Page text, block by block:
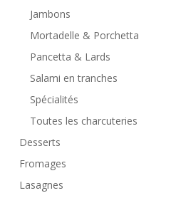
Jambons
Mortadelle & Porchetta
Pancetta & Lards
Salami en tranches
Spécialités
Toutes les charcuteries
Desserts
Fromages
Lasagnes